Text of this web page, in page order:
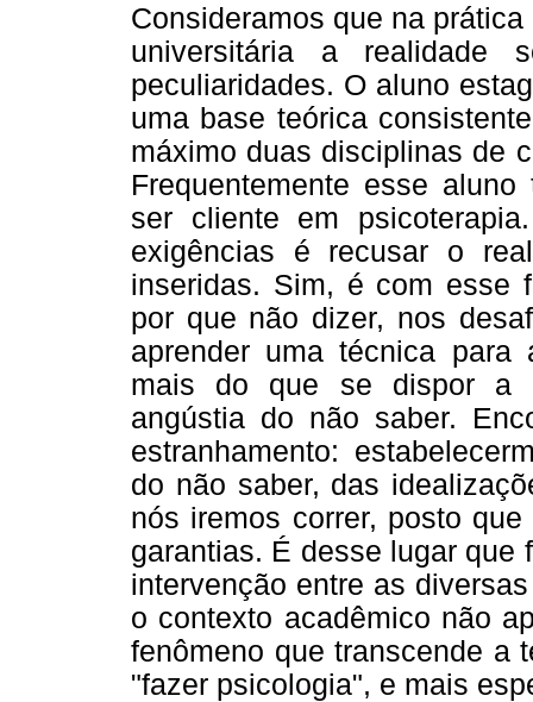
Consideramos que na
universitária a realidade
peculiaridades. O aluno
uma base teórica
máximo duas disciplinas de
Frequentemente esse
ser cliente em
exigências é recusar o
inseridas. Sim, é com esse
por que não dizer, nos
aprender uma técnica para
mais do que se dispor a
angústia do não saber.
estranhamento:
do não saber, das
nós iremos correr, posto
garantias. É desse lugar que
intervenção entre as
o contexto acadêmico não
fenômeno que transcende a
"fazer psicologia", e mais